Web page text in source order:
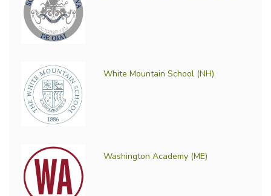
White Mountain School (NH)
Washington Academy (ME)